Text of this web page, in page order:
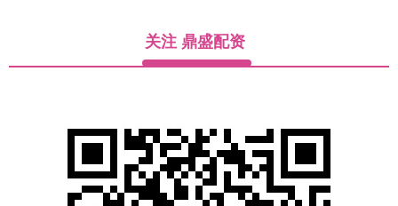
关注 鼎盛配资